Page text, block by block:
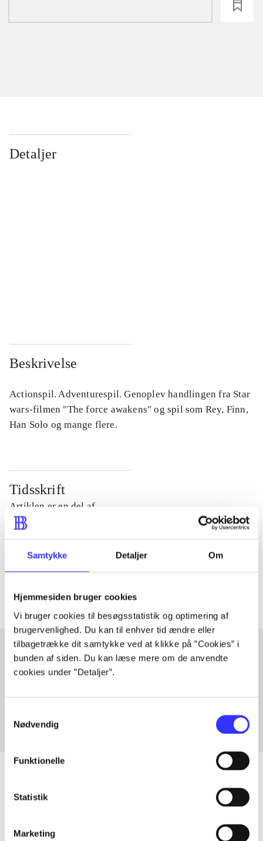
Samtykke Detaljer Om
Hjemmesiden bruger cookies
Vi bruger cookies til besøgsstatistik og optimering af
brugervenlighed. Du kan til enhver tid ændre eller
tilbagetrække dit samtykke ved at klikke på ”Cookies” i
bunden af siden. Du kan læse mere om de anvendte
cookies under ”Detaljer”.
Nødvendig
Funktionelle
Statistik
Marketing
Detaljer
Beskrivelse
Actionspil. Adventurespil. Genoplev handlingen fra Star
wars-filmen "The force awakens" og spil som Rey, Finn,
Han Solo og mange flere.
Tidsskrift
Artiklen er en del af
Tidsskrift
Artiklerne i handler ofte om
Artikler med samme emner